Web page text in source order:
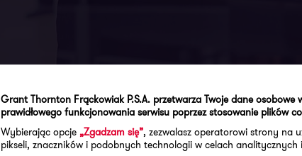
Grant Thornton Frąckowiak P.S.A. przetwarza Twoje dane osobowe
prawidłowego funkcjonowania serwisu poprzez stosowanie plików
Wybierając opcje „Zgadzam się”, zezwalasz operatorowi strony na
pikseli, znaczników i podobnych technologii w celach